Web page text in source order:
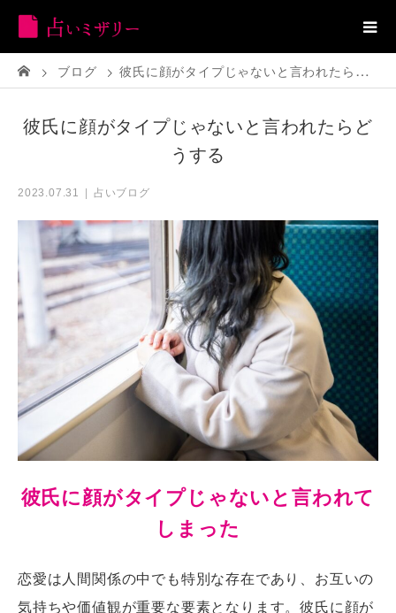
ブログ 彼氏に顔がタイプじゃないと言われたらどうする
彼氏に顔がタイプじゃないと言われたらど
うする
2023.07.31 占いブログ
彼氏に顔がタイプじゃないと言われて
しまった
恋愛は人間関係の中でも特別な存在であり、お互いの
気持ちや価値観が重要な要素となります。彼氏に顔が